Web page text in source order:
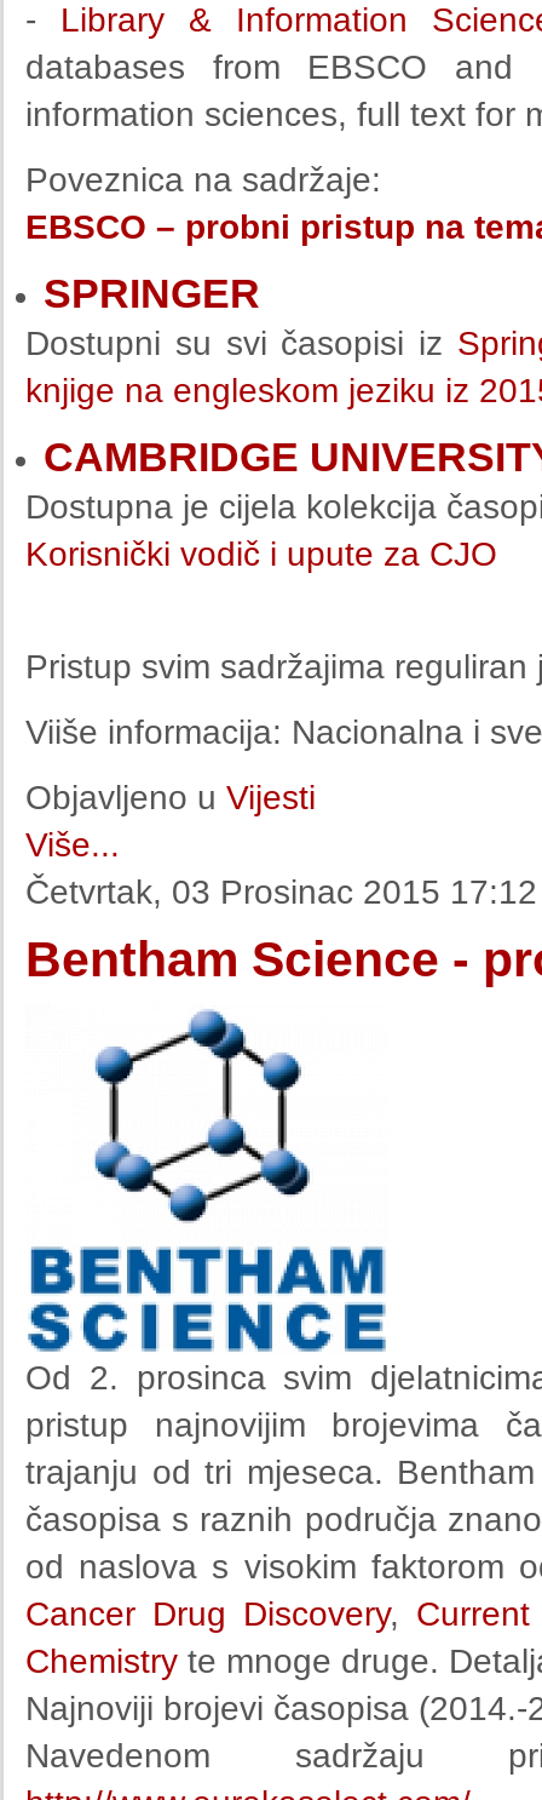
- Library & Information
databases from EBSCO
information sciences, full text for
Poveznica na sadržaje:
EBSCO – probni pristup na
SPRINGER
Dostupni su svi časopisi iz
knjige na engleskom jeziku iz
CAMBRIDGE
Dostupna je cijela kolekcija
Korisnički vodič i upute za CJO
Pristup svim sadržajima
Viiše informacija: Nacionalna i
Objavljeno u Vijesti
Više...
Četvrtak, 03 Prosinac 2015 17:12
Bentham Science -
Od 2. prosinca svim
pristup najnovijim brojevima
trajanju od tri mjeseca.
časopisa s raznih područja
od naslova s visokim faktorom
Cancer Drug Discovery,
Chemistry te mnoge druge.
Najnoviji brojevi časopisa
Navedenom sadržaju